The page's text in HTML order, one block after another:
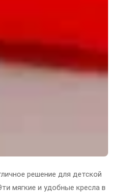
решение для детской
мягкие и удобные кресла в